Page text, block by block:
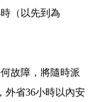
（以先到為
故障，將隨時派
外省36小時以內安